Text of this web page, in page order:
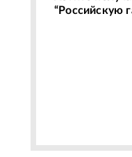
“Российскую